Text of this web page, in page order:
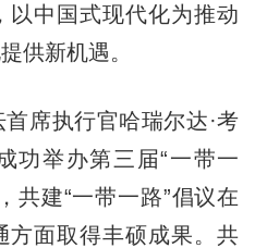
以中国式现代化为推动
供新机遇。
席执行官哈瑞尔达·考
功举办第三届“一带一
共建“一带一路”倡议在
方面取得丰硕成果。共